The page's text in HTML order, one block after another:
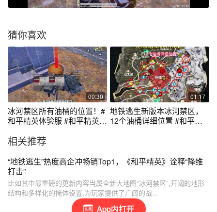
App内打开
猜你喜欢
00:30
冰河禁区所有油桶的位置！#
和平精英体验服 #和平精英战
01:17
地铁逃生新版本冰河禁区，
12个油桶详细位置 #和平精
相关推荐
“地铁逃生”热度高企冲畅销Top1，《和平精英》诠释“降维
打击”
比如其中最重磅的更新内容当属全新大地图“冰河禁区”,开阔的地形
结构和多样化的掩体设置,为玩家提供了广阔的战...